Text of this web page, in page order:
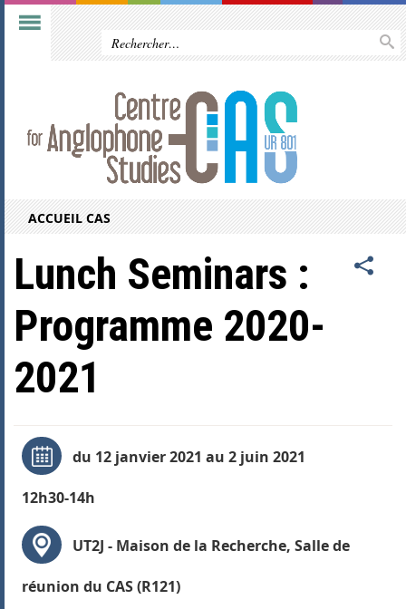
ACCUEIL CAS
Lunch Seminars :
Programme 2020-
2021
du 12 janvier 2021 au 2 juin 2021
12h30-14h
UT2J - Maison de la Recherche, Salle de
réunion du CAS (R121)